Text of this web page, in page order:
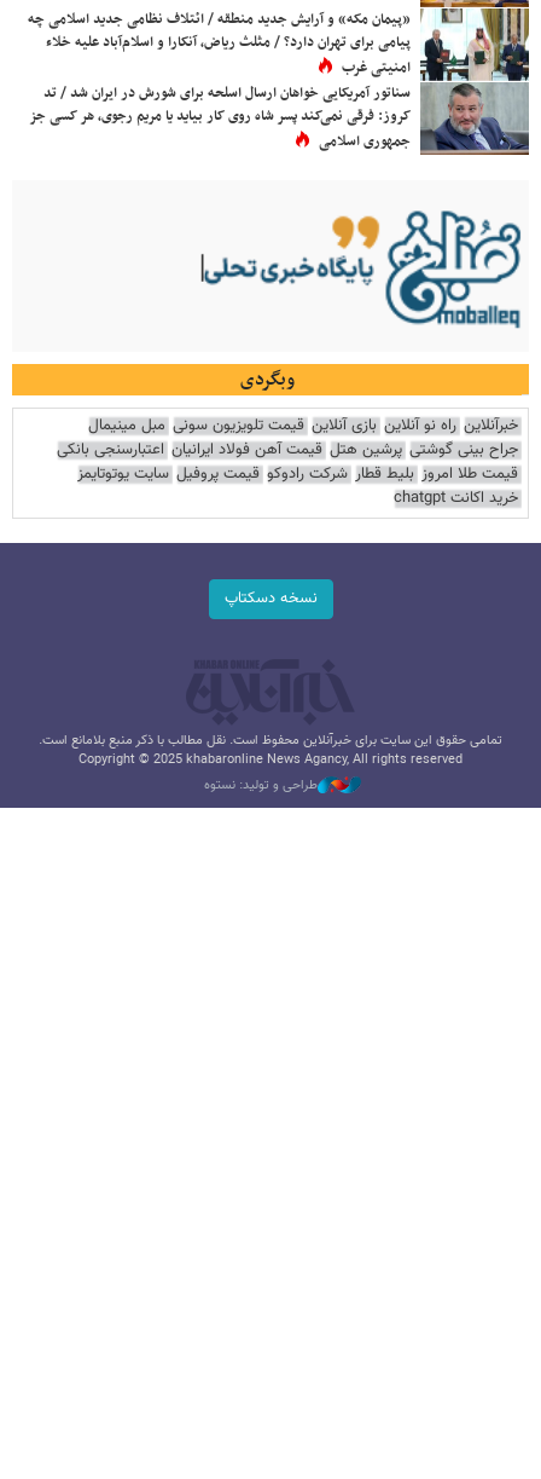
«پیمان مکه» و آرایش جدید منطقه / ائتلاف نظامی جدید اسلامی چه
پیامی برای تهران دارد؟ / مثلث ریاض، آنکارا و اسلام‌آباد علیه خلاء
امنیتی غرب
سناتور آمریکایی خواهان ارسال اسلحه برای شورش در ایران شد / تد
کروز: فرقی نمی‌کند پسر شاه روی کار بیاید یا مریم رجوی، هر کسی جز
جمهوری اسلامی
وبگردی
خبرآنلاین راه نو آنلاین بازی آنلاین قیمت تلویزیون سونی مبل مینیمال
جراح بینی گوشتی پرشین هتل قیمت آهن فولاد ایرانیان اعتبارسنجی بانکی
قیمت طلا امروز بلیط قطار شرکت رادوکو قیمت پروفیل سایت یوتوتایمز
خرید اکانت chatgpt
نسخه دسکتاپ
تمامی حقوق این سایت برای خبرآنلاین محفوظ است. نقل مطالب با ذکر منبع بلامانع است.
Copyright © 2025 khabaronline News Agancy, All rights reserved
طراحی و تولید: نستوه